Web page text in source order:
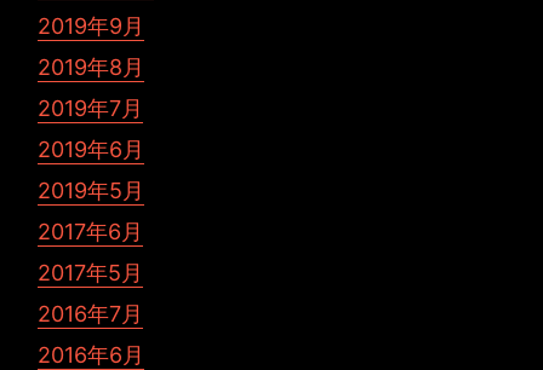
2019年9月
2019年8月
2019年7月
2019年6月
2019年5月
2017年6月
2017年5月
2016年7月
2016年6月